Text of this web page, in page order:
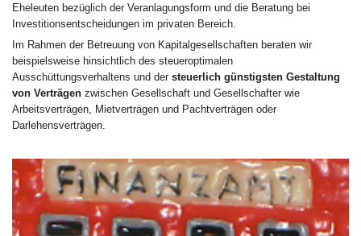
Eheleuten bezüglich der Veranlagungsform und die Beratung bei
Investitionsentscheidungen im privaten Bereich.
Im Rahmen der Betreuung von Kapitalgesellschaften beraten wir
beispielsweise hinsichtlich des steueroptimalen
Ausschüttungsverhaltens und der steuerlich günstigsten Gestaltung
von Verträgen zwischen Gesellschaft und Gesellschafter wie
Arbeitsverträgen, Mietverträgen und Pachtverträgen oder
Darlehensverträgen.